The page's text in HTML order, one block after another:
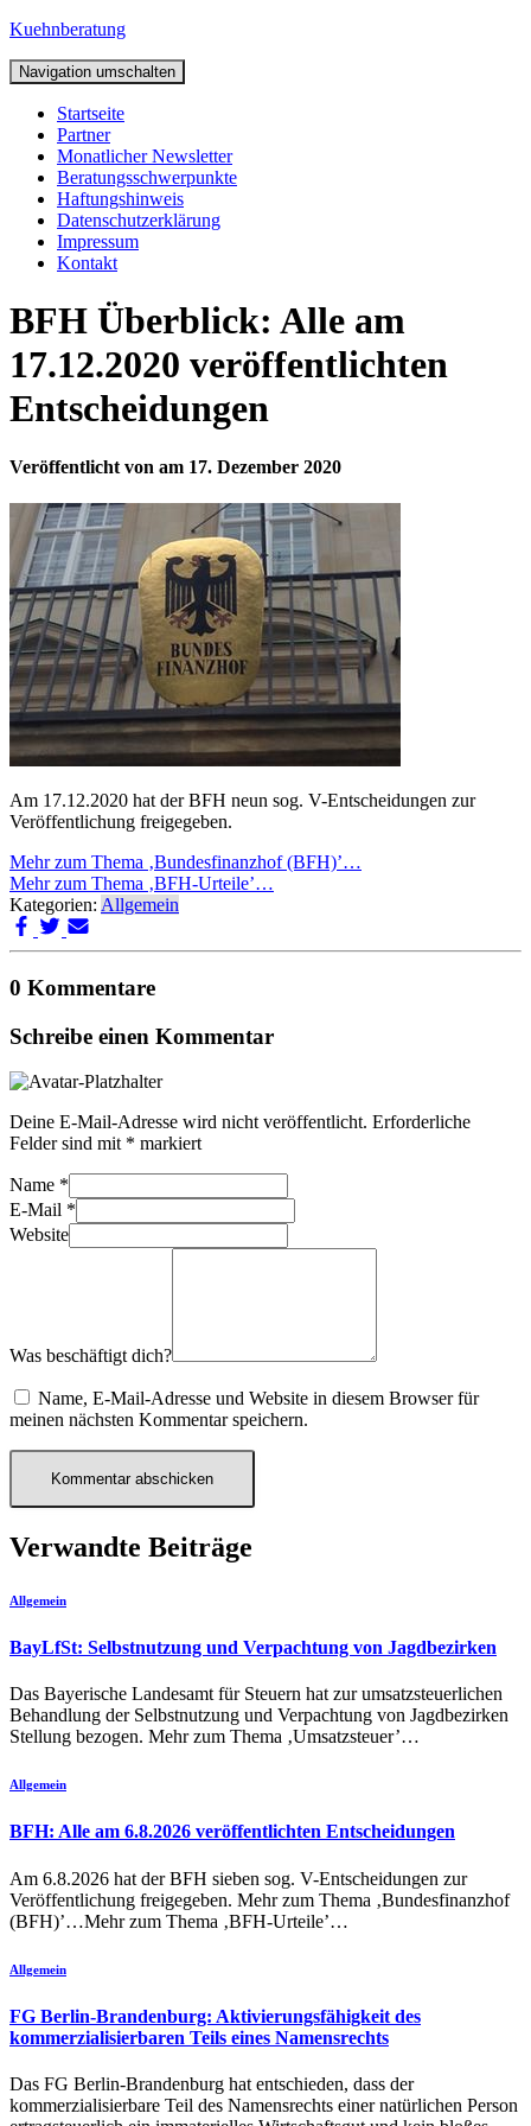
Kuehnberatung
Navigation umschalten
Startseite
Partner
Monatlicher Newsletter
Beratungsschwerpunkte
Haftungshinweis
Datenschutzerklärung
Impressum
Kontakt
BFH Überblick: Alle am
17.12.2020 veröffentlichten
Entscheidungen
Veröffentlicht von am 17. Dezember 2020
Am 17.12.2020 hat der BFH neun sog. V-Entscheidungen zur
Veröffentlichung freigegeben.
Mehr zum Thema ‚Bundesfinanzhof (BFH)’…
Mehr zum Thema ‚BFH-Urteile’…
Kategorien: Allgemein
0 Kommentare
Schreibe einen Kommentar
Deine E-Mail-Adresse wird nicht veröffentlicht. Erforderliche
Felder sind mit * markiert
Name *
E-Mail *
Website
Was beschäftigt dich?
Name, E-Mail-Adresse und Website in diesem Browser für
meinen nächsten Kommentar speichern.
Verwandte Beiträge
Allgemein
BayLfSt: Selbstnutzung und Verpachtung von Jagdbezirken
Das Bayerische Landesamt für Steuern hat zur umsatzsteuerlichen
Behandlung der Selbstnutzung und Verpachtung von Jagdbezirken
Stellung bezogen. Mehr zum Thema ‚Umsatzsteuer’…
Allgemein
BFH: Alle am 6.8.2026 veröffentlichten Entscheidungen
Am 6.8.2026 hat der BFH sieben sog. V-Entscheidungen zur
Veröffentlichung freigegeben. Mehr zum Thema ‚Bundesfinanzhof
(BFH)’…Mehr zum Thema ‚BFH-Urteile’…
Allgemein
FG Berlin-Brandenburg: Aktivierungsfähigkeit des
kommerzialisierbaren Teils eines Namensrechts
Das FG Berlin-Brandenburg hat entschieden, dass der
kommerzialisierbare Teil des Namensrechts einer natürlichen Person